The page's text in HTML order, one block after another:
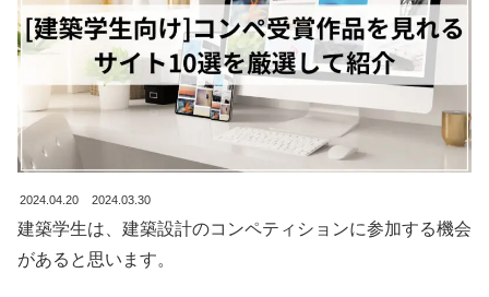
2024.04.20 2024.03.30
建築学生は、建築設計のコンペティションに参加する機会
があると思います。